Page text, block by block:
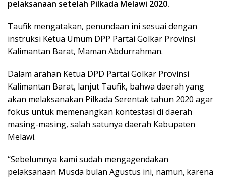
pelaksanaan setelah Pilkada Melawi 2020.
Taufik mengatakan, penundaan ini sesuai dengan
instruksi Ketua Umum DPP Partai Golkar Provinsi
Kalimantan Barat, Maman Abdurrahman.
Dalam arahan Ketua DPD Partai Golkar Provinsi
Kalimantan Barat, lanjut Taufik, bahwa daerah yang
akan melaksanakan Pilkada Serentak tahun 2020 agar
fokus untuk memenangkan kontestasi di daerah
masing-masing, salah satunya daerah Kabupaten
Melawi.
“Sebelumnya kami sudah mengagendakan
pelaksanaan Musda bulan Agustus ini, namun, karena